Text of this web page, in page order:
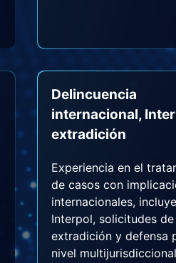
Delincuencia
internacional,
extradición
Experiencia en el
de casos con
internacionales,
Interpol, solicitudes de
extradición y defensa
nivel